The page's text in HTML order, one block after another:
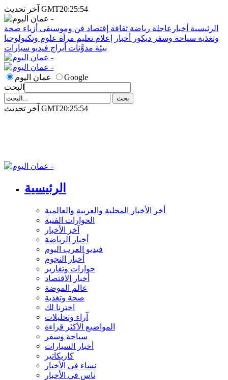
آخر تحديث GMT20:25:54
الرئيسية أخبارعاجلة رياضة ثقافة إقتصاد فن وموسيقى أزياء صحة
وتغذية سياحة وسفر ديكور أخبار إعلام تعليم مرأة علوم وتكنولوجيا
بيئة مدوَّنات أبراج فيديو سيارات
عمان اليوم
Google
البحث
آخر تحديث GMT20:25:54
الرئيسية
أخر الأخبار المحلية والعربية والعالمية
الحوارات الفنية
آخر الأخبار
أخبار الرياضة
فيديو العرب اليوم
أخبار النجوم
حوارات وتقارير
أخبار الاقتصاد
عالم الموضة
صحة وتغذية
اخترنا لك
آراء وتحليلات
المواضيع الأكثر قراءة
سياحة وسفر
أخبار السيارات
كاريكاتير
نساء في الأخبار
ناس في الأخبار